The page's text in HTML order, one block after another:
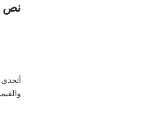
نص